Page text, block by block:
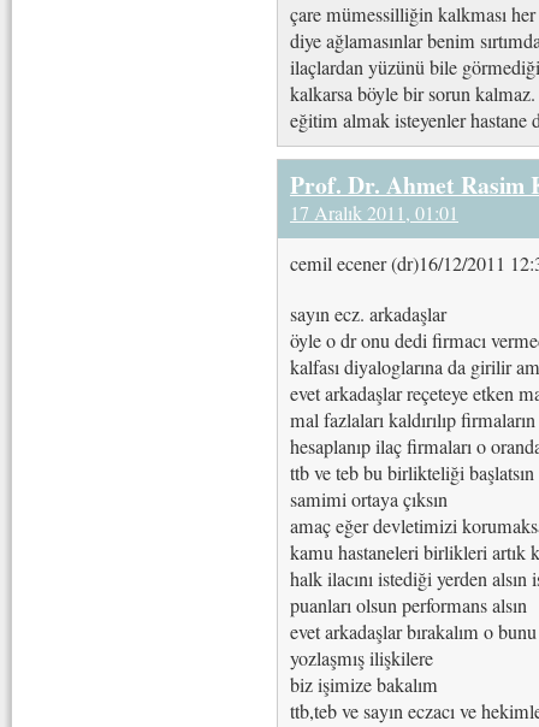
çare mümessilliğin kalkması
diye ağlamasınlar benim
ilaçlardan yüzünü bile
kalkarsa böyle bir sorun
eğitim almak isteyenler hastane
Prof. Dr. Ahmet Rasim
17 Aralık 2011, 01:01
cemil ecener (dr)16/12/2011
sayın ecz. arkadaşlar
öyle o dr onu dedi firmacı
kalfası diyaloglarına da girilir
evet arkadaşlar reçeteye etken
mal fazlaları kaldırılıp
hesaplanıp ilaç firmaları o
ttb ve teb bu birlikteliği
samimi ortaya çıksın
amaç eğer devletimizi
kamu hastaneleri birlikleri artık
halk ilacını istediği yerden
puanları olsun performans alsın
evet arkadaşlar bırakalım o
yozlaşmış ilişkilere
biz işimize bakalım
ttb,teb ve sayın eczacı ve